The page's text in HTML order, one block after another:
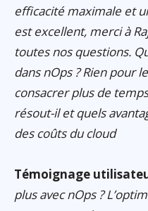
efficacité maximale et
est excellent, merci à
toutes nos questions.
dans nOps ? Rien pour
consacrer plus de
résout-il et quels
des coûts du cloud
Témoignage
plus avec nOps ?